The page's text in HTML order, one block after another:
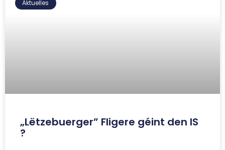
Aktuelles
„Lëtzebuerger” Fligere géint den IS
?